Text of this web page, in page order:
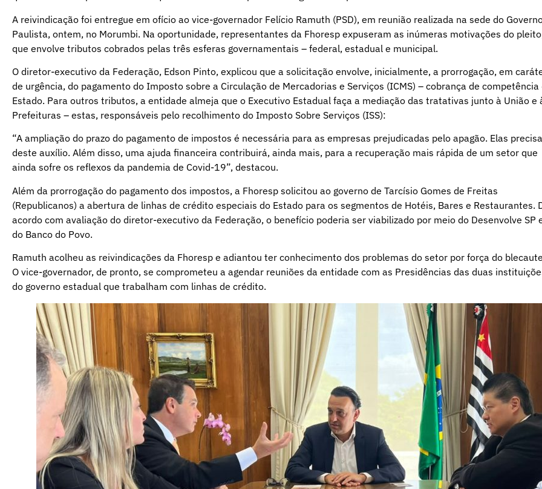
A reivindicação foi entregue em ofício ao vice-governador Felício Ramuth (PSD), em reunião realizada na sede do
Paulista, ontem, no Morumbi. Na oportunidade, representantes da Fhoresp expuseram as inúmeras motivações do
que envolve tributos cobrados pelas três esferas governamentais – federal, estadual e municipal.
O diretor-executivo da Federação, Edson Pinto, explicou que a solicitação envolve, inicialmente, a prorrogação, em
de urgência, do pagamento do Imposto sobre a Circulação de Mercadorias e Serviços (ICMS) – cobrança de competência
Estado. Para outros tributos, a entidade almeja que o Executivo Estadual faça a mediação das tratativas junto à União e
Prefeituras – estas, responsáveis pelo recolhimento do Imposto Sobre Serviços (ISS):
“A ampliação do prazo do pagamento de impostos é necessária para as empresas prejudicadas pelo apagão. Elas
deste auxílio. Além disso, uma ajuda financeira contribuirá, ainda mais, para a recuperação mais rápida de um setor que
ainda sofre os reflexos da pandemia de Covid-19”, destacou.
Além da prorrogação do pagamento dos impostos, a Fhoresp solicitou ao governo de Tarcísio Gomes de Freitas
(Republicanos) a abertura de linhas de crédito especiais do Estado para os segmentos de Hotéis, Bares e Restaurantes.
acordo com avaliação do diretor-executivo da Federação, o benefício poderia ser viabilizado por meio do Desenvolve SP
do Banco do Povo.
Ramuth acolheu as reivindicações da Fhoresp e adiantou ter conhecimento dos problemas do setor por força do
O vice-governador, de pronto, se comprometeu a agendar reuniões da entidade com as Presidências das duas
do governo estadual que trabalham com linhas de crédito.